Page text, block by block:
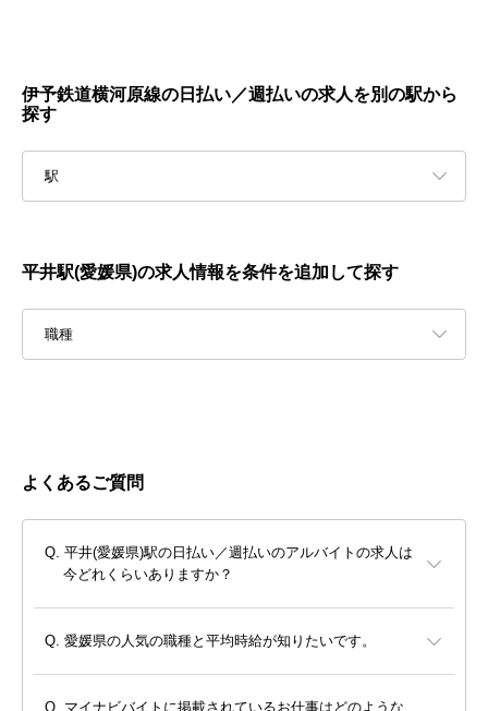
伊予鉄道横河原線の日払い／週払いの求人を別の駅から
探す
駅
平井駅(愛媛県)の求人情報を条件を追加して探す
職種
よくあるご質問
平井(愛媛県)駅の日払い／週払いのアルバイトの求人は
今どれくらいありますか？
愛媛県の人気の職種と平均時給が知りたいです。
マイナビバイトに掲載されているお仕事はどのような